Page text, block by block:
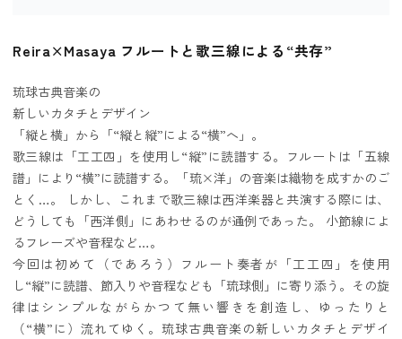
Reira×Masaya フルートと歌三線による“共存”
琉球古典音楽の
新しいカタチとデザイン
「縦と横」から「“縦と縦”による“横”へ」。
歌三線は「工工四」を使用し“縦”に読譜する。フルートは「五線
譜」により“横”に読譜する。「琉×洋」の音楽は織物を成すかのご
とく…。 しかし、これまで歌三線は西洋楽器と共演する際には、
どうしても「西洋側」にあわせるのが通例であった。 小節線によ
るフレーズや音程など…。
今回は初めて（であろう）フルート奏者が「工工四」を使用
し“縦”に読譜、節入りや音程なども「琉球側」に寄り添う。その旋
律はシンプルながらかつて無い響きを創造し、ゆったりと
（“横”に）流れてゆく。琉球古典音楽の新しいカタチとデザイ